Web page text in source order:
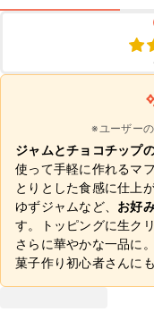
※ユーザー
ジャムとチョコチップ
使って手軽に作れるマ
とりとした食感に仕上
ゆずジャムなど、 お好
す。トッピングに生ク
さらに華やかな一品に
菓子作り初心者さんに